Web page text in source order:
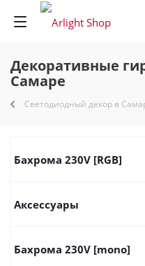
Декоративные
Самаре
Светодиодный декор в
Бахрома 230V [RGB]
Аксессуары
Бахрома 230V [mono]